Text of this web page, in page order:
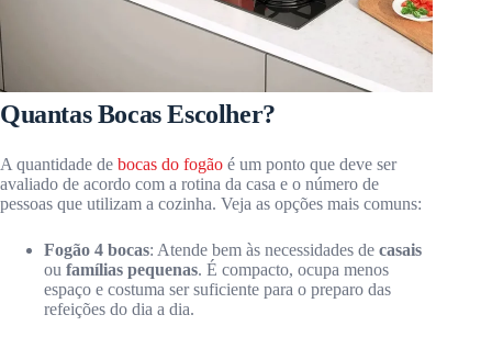
Quantas Bocas Escolher?
A quantidade de bocas do fogão é um ponto que deve ser
avaliado de acordo com a rotina da casa e o número de
pessoas que utilizam a cozinha. Veja as opções mais comuns:
Fogão 4 bocas: Atende bem às necessidades de casais
ou famílias pequenas. É compacto, ocupa menos
espaço e costuma ser suficiente para o preparo das
refeições do dia a dia.